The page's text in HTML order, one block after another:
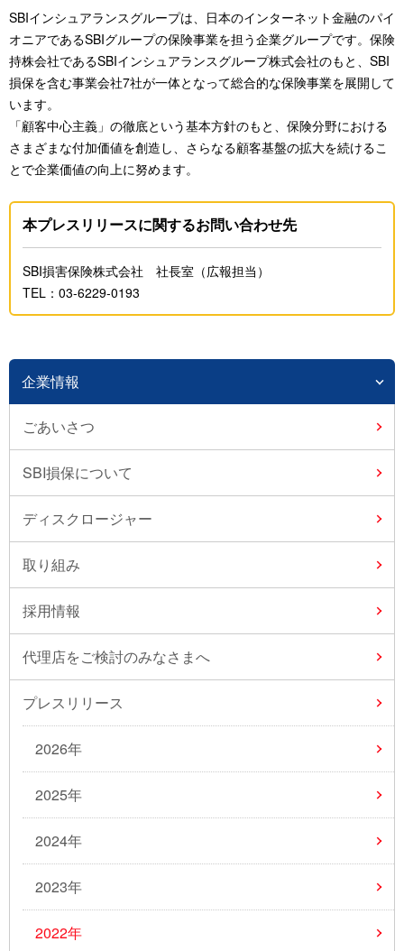
SBIインシュアランスグループは、日本のインターネット金融のパイ
オニアであるSBIグループの保険事業を担う企業グループです。保険
持株会社であるSBIインシュアランスグループ株式会社のもと、SBI
損保を含む事業会社7社が一体となって総合的な保険事業を展開して
います。
「顧客中心主義」の徹底という基本方針のもと、保険分野における
さまざまな付加価値を創造し、さらなる顧客基盤の拡大を続けるこ
とで企業価値の向上に努めます。
本プレスリリースに関するお問い合わせ先
SBI損害保険株式会社 社長室（広報担当）
TEL：03-6229-0193
企業情報
ごあいさつ
SBI損保について
ディスクロージャー
取り組み
採用情報
代理店をご検討のみなさまへ
プレスリリース
2026年
2025年
2024年
2023年
2022年